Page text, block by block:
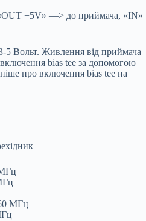
+5V» —> до приймача, «IN»
5 Вольт. Живлення від приймача
bias tee за допомогою
про включення bias tee на
МГц